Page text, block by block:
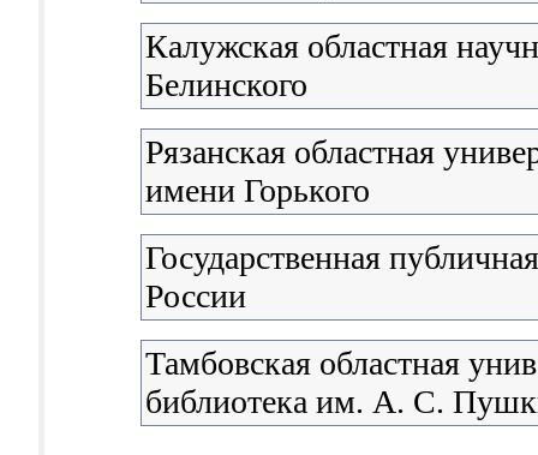
Калужская областная
Белинского
Рязанская областная
имени Горького
Государственная
России
Тамбовская областная
библиотека им. А. С.